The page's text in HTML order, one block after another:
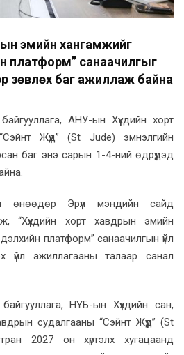
эмийн хангамжийг
платформ” санаачилгыг
зөвлөх баг ажиллаж байна
АНУ-ын Хүүхдийн хорт
Жүүд” (St Jude) эмнэлгийн
баг энэ сарын 1-4-ний өдрүүдэд
өнөөдөр Эрүүл мэндийн сайд
“Хүүхдийн хорт хавдрын эмийн
платформ” санаачилгын үйл
үйл ажиллагааны талаар санал
НҮБ-ын Хүүхдийн сан,
судалгааны “Сэйнт Жүүд” (St
2027 он хүртэлх хугацаанд